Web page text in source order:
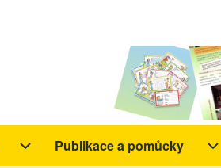
Burza nápadů sub-navigation
Publikace a pomůcky